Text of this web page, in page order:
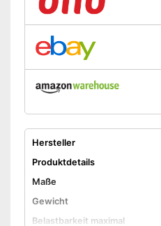
Hersteller
Produktdetails
Maße
Gewicht
Belastbarkeit maximal